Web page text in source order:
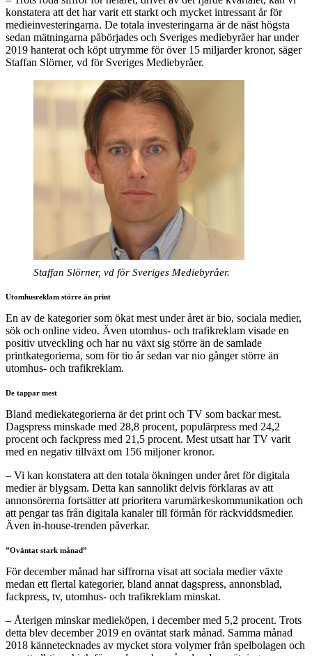
konstatera att det har varit ett starkt och mycket intressant år för
medieinvesteringarna. De totala investeringarna är de näst högsta
sedan mätningarna påbörjades och Sveriges mediebyråer har under
2019 hanterat och köpt utrymme för över 15 miljarder kronor, säger
Staffan Slörner, vd för Sveriges Mediebyråer.
Staffan Slörner, vd för Sveriges Mediebyråer.
Utomhusreklam större än print
En av de kategorier som ökat mest under året är bio, sociala medier,
sök och online video. Även utomhus- och trafikreklam visade en
positiv utveckling och har nu växt sig större än de samlade
printkategorierna, som för tio år sedan var nio gånger större än
utomhus- och trafikreklam.
De tappar mest
Bland mediekategorierna är det print och TV som backar mest.
Dagspress minskade med 28,8 procent, populärpress med 24,2
procent och fackpress med 21,5 procent. Mest utsatt har TV varit
med en negativ tillväxt om 156 miljoner kronor.
– Vi kan konstatera att den totala ökningen under året för digitala
medier är blygsam. Detta kan sannolikt delvis förklaras av att
annonsörerna fortsätter att prioritera varumärkeskommunikation och
att pengar tas från digitala kanaler till förmån för räckviddsmedier.
Även in-house-trenden påverkar.
”Oväntat stark månad”
För december månad har siffrorna visat att sociala medier växte
medan ett flertal kategorier, bland annat dagspress, annonsblad,
fackpress, tv, utomhus- och trafikreklam minskat.
– Återigen minskar medieköpen, i december med 5,2 procent. Trots
detta blev december 2019 en oväntat stark månad. Samma månad
2018 kännetecknades av mycket stora volymer från spelbolagen och